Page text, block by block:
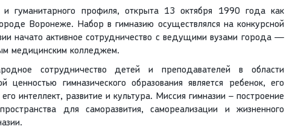
гуманитарного профиля, открыта 13 октября 1990 года как
Воронеже. Набор в гимназию осуществлялся на конкурсной
начато активное сотрудничество с ведущими вузами города —
медицинским колледжем.
сотрудничество детей и преподавателей в области
ценностью гимназического образования является ребенок, его
интеллект, развитие и культура. Миссия гимназии – построение
для саморазвития, самореализации и жизненного